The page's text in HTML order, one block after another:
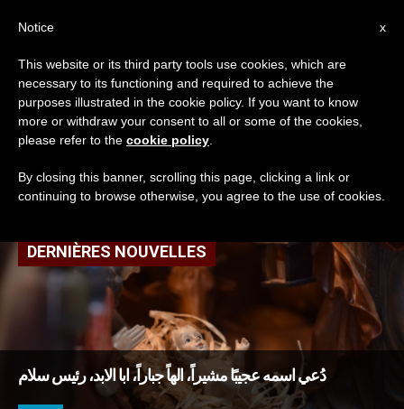
TAG
Posts Tagged ‘كلمة
متجسد’
DERNIÈRES NOUVELLES
دُعي اسمه عجيبًا مشيراً، الهاً جباراً، ابا الابد، رئيس سلام
x
Notice
This website or its third party tools use cookies, which are
necessary to its functioning and required to achieve the
purposes illustrated in the cookie policy. If you want to know
more or withdraw your consent to all or some of the cookies,
please refer to the cookie policy
By closing this banner, scrolling this page, clicking a link or
continuing to browse otherwise, you agree to the use of cookies.